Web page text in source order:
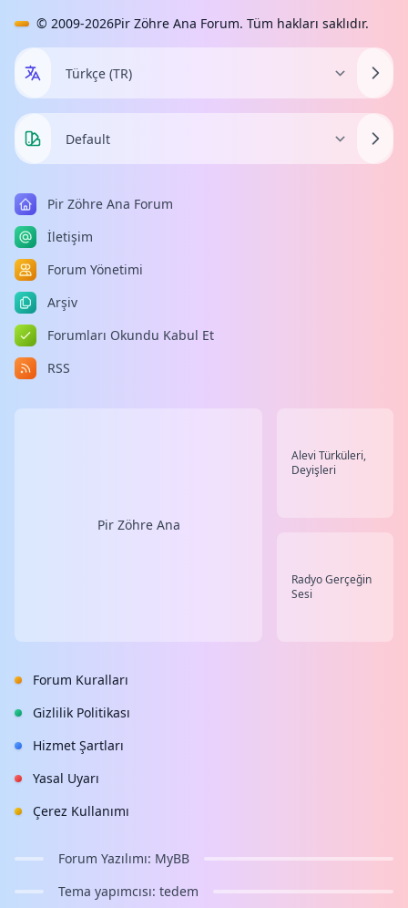
© 2009-2026Pir Zöhre Ana Forum. Tüm hakları saklıdır.
Pir Zöhre Ana Forum
İletişim
Forum Yönetimi
Arşiv
Forumları Okundu Kabul Et
RSS
Pir Zöhre Ana
Alevi Türküleri,
Deyişleri
Radyo Gerçeğin
Sesi
Forum Kuralları
Gizlilik Politikası
Hizmet Şartları
Yasal Uyarı
Çerez Kullanımı
Forum Yazılımı: MyBB
Tema yapımcısı: tedem